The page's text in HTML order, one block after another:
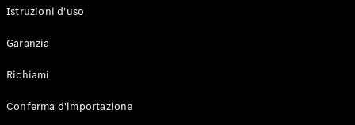
All-Terrain
Istruzioni d'uso
Garanzia
Richiami
Conferma d'importazione